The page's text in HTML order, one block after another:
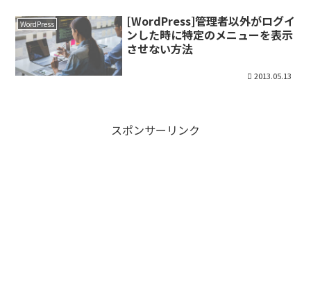
WordPress
[WordPress]管理者以外がログイ
ンした時に特定のメニューを表示
させない方法
2013.05.13
スポンサーリンク